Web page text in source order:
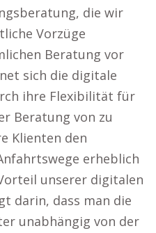
die wir
Vorzüge
Beratung vor
sich die digitale
ihre Flexibilität für
Beratung von zu
Klienten den
erheblich
unserer digitalen
darin, dass man die
unabhängig von der